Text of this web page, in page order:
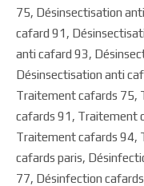
75, Désinsectisation
cafard 91,
anti cafard 93,
Désinsectisation anti
Traitement cafards 75,
cafards 91, Traitement
Traitement cafards 94,
cafards paris,
77, Désinfection